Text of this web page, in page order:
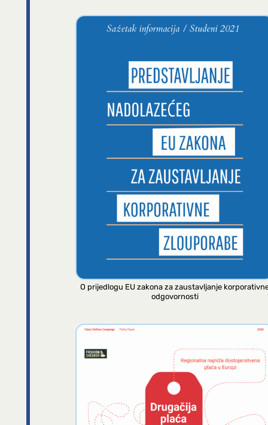
O prijedlogu EU zakona za zaustavljanje
odgovornosti